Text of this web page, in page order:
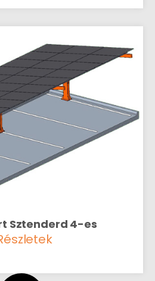
Sztenderd 4-es